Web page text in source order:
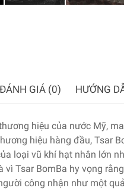
ĐÁNH GIÁ (0) HƯỚNG
hiệu của nước Mỹ,
hiệu hàng đầu, Tsar
loại vũ khí hạt nhân lớn
vì Tsar BomBa hy vọng
công nhận như một